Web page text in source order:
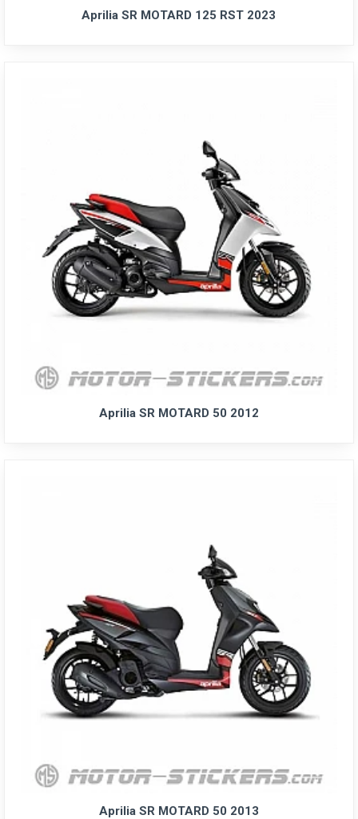
Aprilia SR MOTARD 125 RST 2023
Aprilia SR MOTARD 50 2012
Aprilia SR MOTARD 50 2013